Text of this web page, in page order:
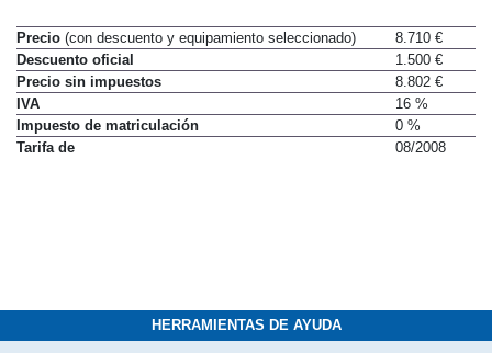
Precio(con descuento y equipamiento seleccionado)
8.710 €
Descuento oficial
1.500 €
Precio sin impuestos
8.802 €
IVA
16 %
Impuesto de matriculación
0 %
HERRAMIENTAS DE AYUDA